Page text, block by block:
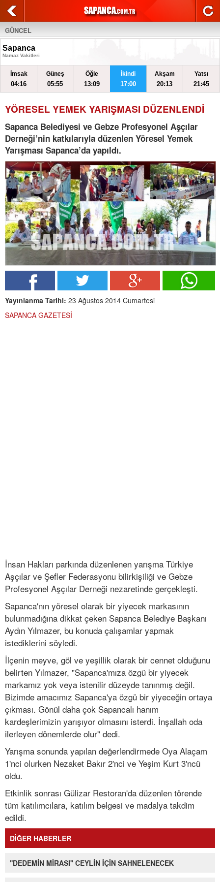
GÜNCEL
Sapanca
Namaz Vakitleri
İmsak
04:16
Güneş
05:55
Öğle
13:09
İkindi
17:00
Akşam
20:13
Yatsı
21:45
YÖRESEL YEMEK YARIŞMASI DÜZENLENDİ
Sapanca Belediyesi ve Gebze Profesyonel Aşçılar
Derneği’nin katkılarıyla düzenlen Yöresel Yemek
Yarışması Sapanca’da yapıldı.
Yayınlanma Tarihi: 23 Ağustos 2014 Cumartesi
SAPANCA GAZETESİ
İnsan Hakları parkında düzenlenen yarışma Türkiye
Aşçılar ve Şefler Federasyonu bilirkişiliği ve Gebze
Profesyonel Aşçılar Derneği nezaretinde gerçekleşti.
Sapanca'nın yöresel olarak bir yiyecek markasının
bulunmadığına dikkat çeken Sapanca Belediye Başkanı
Aydın Yılmazer, bu konuda çalışamlar yapmak
istediklerini söyledi.
İlçenin meyve, göl ve yeşillik olarak bir cennet olduğunu
belirten Yılmazer, "Sapanca'mıza özgü bir yiyecek
markamız yok veya istenilir düzeyde tanınmış değil.
Bizimde amacımız Sapanca'ya özgü bir yiyeceğin ortaya
çıkması. Gönül daha çok Sapancalı hanım
kardeşlerimizin yarışıyor olmasını isterdi. İnşallah oda
ilerleyen dönemlerde olur'' dedi.
Yarışma sonunda yapılan değerlendirmede Oya Alaçam
1'nci olurken Nezaket Bakır 2'nci ve Yeşim Kurt 3'ncü
oldu.
Etkinlik sonrası Gülizar Restoran'da düzenlen törende
tüm katılımcılara, katılım belgesi ve madalya takdim
edildi.
DİĞER HABERLER
''DEDEMİN MİRASI'' CEYLİN İÇİN SAHNELENECEK